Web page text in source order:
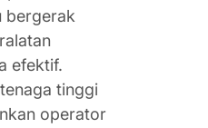
bergerak
efektif.
tinggi
operator